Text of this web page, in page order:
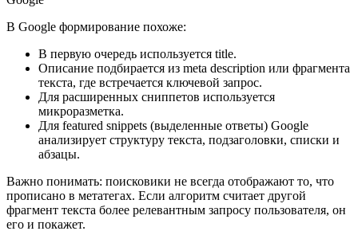
В Google формирование похоже:
В первую очередь используется title.
Описание подбирается из meta description или фрагмента
текста, где встречается ключевой запрос.
Для расширенных сниппетов используется
микроразметка.
Для featured snippets (выделенные ответы) Google
анализирует структуру текста, подзаголовки, списки и
абзацы.
Важно понимать: поисковики не всегда отображают то, что
прописано в метатегах. Если алгоритм считает другой
фрагмент текста более релевантным запросу пользователя, он
его и покажет.